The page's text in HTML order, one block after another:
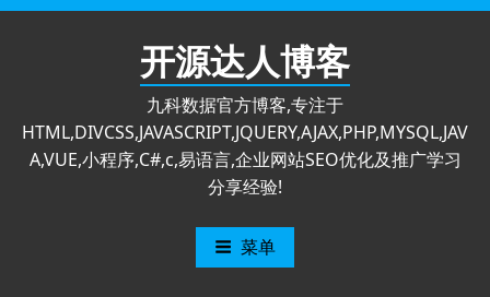
跳
开源达人博客
九科数据官方博客,专注于
HTML,DIVCSS,JAVASCRIPT,JQUERY,AJAX,PHP,MYSQL,JAV
A,VUE,小程序,C#,c,易语言,企业网站SEO优化及推广学习
分享经验!
菜单